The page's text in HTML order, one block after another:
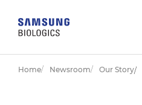
Home Newsroom Our Story